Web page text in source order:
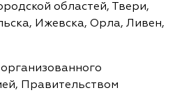
областей, Твери,
Ижевска, Орла, Ливен,
Правительством